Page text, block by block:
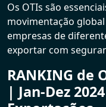
Os OTIs são
movimentação
empresas de
exportar com
RANKING de
| Jan-Dez